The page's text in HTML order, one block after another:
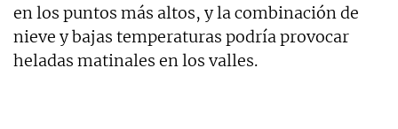
en los puntos más altos, y la combinación de
nieve y bajas temperaturas podría provocar
heladas matinales en los valles.